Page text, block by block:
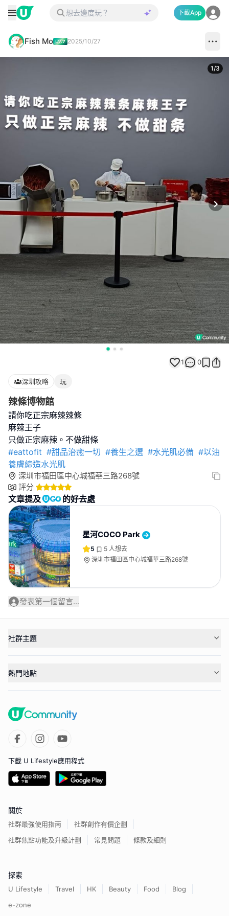
下載App
Fish Mo 2025/10/27
1/3
1 0
深圳攻略 玩
辣條博物館
請你吃正宗麻辣辣條
麻辣王子
#eattofit #甜品治癒一切 #養生之選 #水光肌必備 #以油
養膚締造水光肌
深圳市福田區中心城福華三路268號
評分
文章提及 的好去處
星河COCO Park
5 5 人想去
深圳市福田區中心城福華三路268號
發表第一個留言...
社群主題
熱門地點
下載 U Lifestyle應用程式
關於
社群最強使用指南
社群創作有價企劃
社群焦點功能及升級計劃
常見問題 條款及細則
探索
U Lifestyle Travel HK Beauty Food
Blog
e-zone